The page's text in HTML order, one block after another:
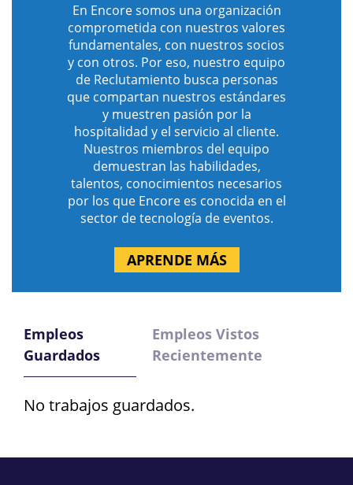
En Encore somos una organización
comprometida con nuestros valores
fundamentales, con nuestros socios
y con otros. Por eso, nuestro equipo
de Reclutamiento busca personas
que compartan nuestros estándares
y muestren pasión por la
hospitalidad y el servicio al cliente.
Nuestros miembros del equipo
demuestran las habilidades,
talentos, conocimientos necesarios
por los que Encore es conocida en el
sector de tecnología de eventos.
APRENDE MÁS
Empleos
Guardados
Empleos Vistos
Recientemente
No trabajos guardados.